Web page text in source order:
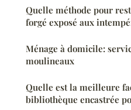
Quelle méthode pour
forgé exposé aux
Ménage à domicile:
moulineaux
Quelle est la meilleure
bibliothèque encastrée